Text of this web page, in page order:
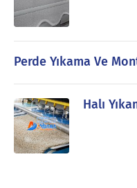
Perde Yıkama Ve
Halı